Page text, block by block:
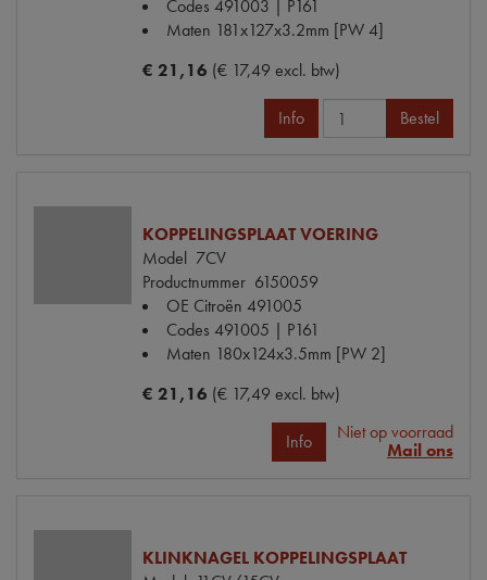
Codes 491003 | P161
Maten 181x127x3.2mm [PW 4]
€ 21,16 (€ 17,49 excl. btw)
Info Bestel
KOPPELINGSPLAAT VOERING
Model 7CV
Productnummer 6150059
OE Citroën 491005
Codes 491005 | P161
Maten 180x124x3.5mm [PW 2]
€ 21,16 (€ 17,49 excl. btw)
Info
Niet op voorraad
Mail ons
KLINKNAGEL KOPPELINGSPLAAT